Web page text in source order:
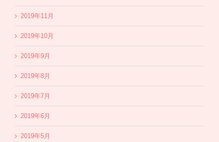
2019年11月
2019年10月
2019年9月
2019年8月
2019年7月
2019年6月
2019年5月